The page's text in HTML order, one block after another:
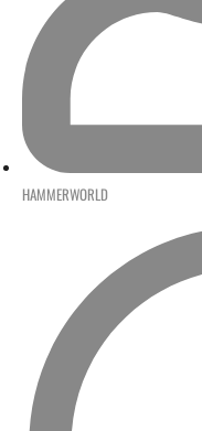
HAMMERWORLD